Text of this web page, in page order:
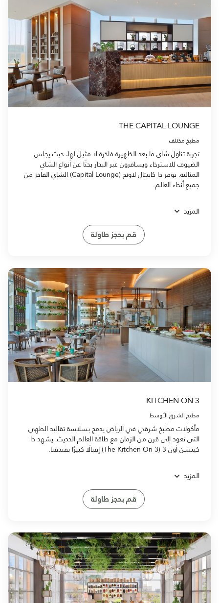
THE CAPITAL LOUNGE
مطبخ مختلف
تجربة تناول شاي ما بعد الظهيرة فاخرة لا مثيل لها، حيث يجلس
الضيوف للاسترخاء ويسافرون عبر البحار بحثًا عن أنواع الشاي
المثالية. يوفر ذا كابيتال لاونج (Capital Lounge) الشاي الفاخر من
جميع أنحاء العالم.
المزيد
قم بحجز طاولة
KITCHEN ON 3
مطبخ الشرق الأوسط
مأكولات مطبخ شرقي في الرياض يدمج بسلاسة تقاليد الطهي
التي تعود إلى قرن من الزمان مع طاقة العالم الحديث. يشهد ذا
كيتشن أون 3 (The Kitchen On 3) إقبالًا كبيرًا بفندقنا.
المزيد
قم بحجز طاولة